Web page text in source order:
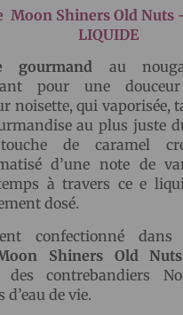
Moon Shiners Old Nuts
LIQUIDE
gourmand au
pour une
noisette, qui vaporisée,
au plus juste
de caramel
d’une note de
à travers ce e
dosé.
confectionné dans
Shiners Old Nuts
des contrebandiers
de vie.